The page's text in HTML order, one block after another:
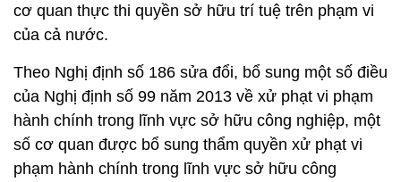
cơ quan thực thi quyền sở hữu trí tuệ trên phạm vi
của cả nước.
Theo Nghị định số 186 sửa đổi, bổ sung một số điều
của Nghị định số 99 năm 2013 về xử phạt vi phạm
hành chính trong lĩnh vực sở hữu công nghiệp, một
số cơ quan được bổ sung thẩm quyền xử phạt vi
phạm hành chính trong lĩnh vực sở hữu công